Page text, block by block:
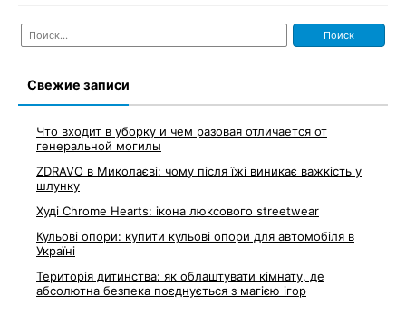
Найти:
Свежие записи
Что входит в уборку и чем разовая отличается от
генеральной могилы
ZDRAVO в Миколаєві: чому після їжі виникає важкість у
шлунку
Худі Chrome Hearts: ікона люксового streetwear
Кульові опори: купити кульові опори для автомобіля в
Україні
Територія дитинства: як облаштувати кімнату, де
абсолютна безпека поєднується з магією ігор